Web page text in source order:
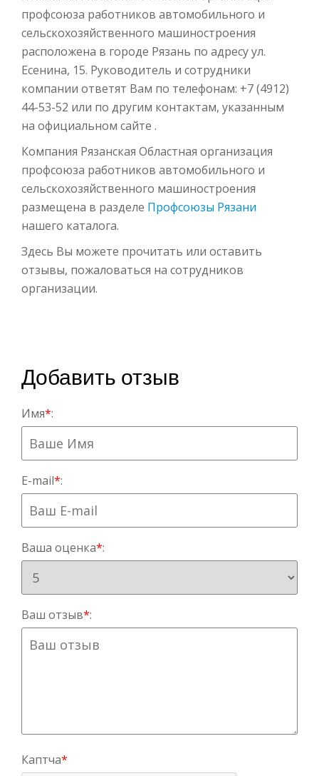
профсоюза работников автомобильного и
сельскохозяйственного машиностроения
расположена в городе Рязань по адресу ул.
Есенина, 15. Руководитель и сотрудники
компании ответят Вам по телефонам: +7 (4912)
44-53-52 или по другим контактам, указанным
на официальном сайте .
Компания Рязанская Областная организация
профсоюза работников автомобильного и
сельскохозяйственного машиностроения
размещена в разделе Профсоюзы Рязани
нашего каталога.
Здесь Вы можете прочитать или оставить
отзывы, пожаловаться на сотрудников
организации.
Добавить отзыв
Имя*:
E-mail*:
Ваша оценка*:
Ваш отзыв*:
Каптча*